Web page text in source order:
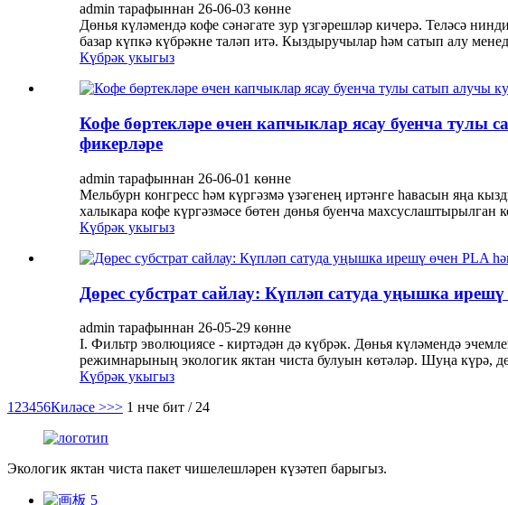
admin тарафыннан 26-06-03 көнне
Дөнья күләмендә кофе сәнәгате зур үзгәрешләр кичерә. Теләсә
базар күпкә күбрәкне таләп итә. Кыздыручылар һәм сатып алу
Күбрәк укыгыз
Кофе бөртекләре өчен капчыклар ясау буенча
фикерләре
admin тарафыннан 26-06-01 көнне
Мельбурн конгресс һәм күргәзмә үзәгенең иртәнге һавасын яңа
халыкара кофе күргәзмәсе бөтен дөнья буенча
Күбрәк укыгыз
Дөрес субстрат сайлау: Күпләп сатуда уңышка
admin тарафыннан 26-05-29 көнне
I. Фильтр эволюциясе - киртәдән дә күбрәк. Дөнья күләмендә
режимнарының экологик яктан чиста булуын көтәләр. Шуңа күрә,
Күбрәк укыгыз
1 23456Киләсе >>> 1 нче бит / 24
Экологик яктан чиста пакет чишелешләрен күзәтеп барыгыз.